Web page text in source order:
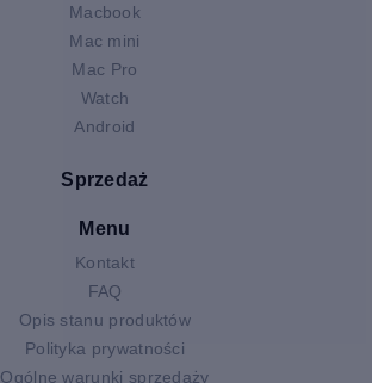
Macbook
Mac mini
Mac Pro
Watch
Android
Sprzedaż
Menu
Kontakt
FAQ
Opis stanu produktów
Polityka prywatności
Ogólne warunki sprzedaży